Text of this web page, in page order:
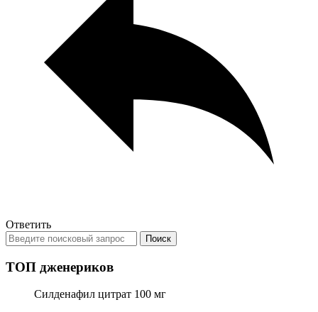
Ответить
ТОП дженериков
Силденафил цитрат 100 мг